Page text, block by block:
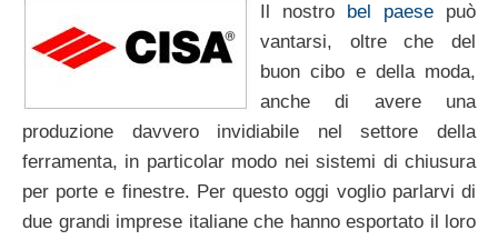
Il nostro bel paese può
vantarsi, oltre che del
buon cibo e della moda,
anche di avere una
produzione davvero invidiabile nel settore della
ferramenta, in particolar modo nei sistemi di chiusura
per porte e finestre. Per questo oggi voglio parlarvi di
due grandi imprese italiane che hanno esportato il loro